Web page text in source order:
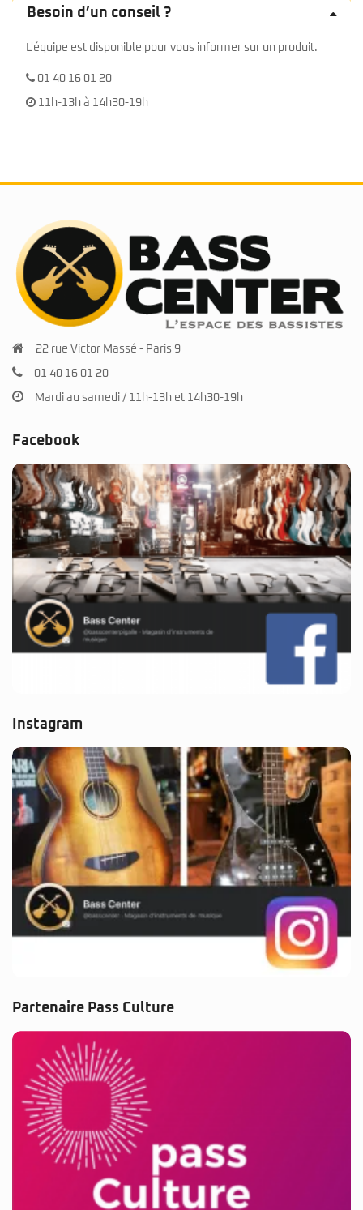
Besoin d’un conseil ?
L'équipe est disponible pour vous informer sur un produit.
01 40 16 01 20
11h-13h à 14h30-19h
22 rue Victor Massé - Paris 9
01 40 16 01 20
Mardi au samedi / 11h-13h et 14h30-19h
Facebook
Instagram
Partenaire Pass Culture